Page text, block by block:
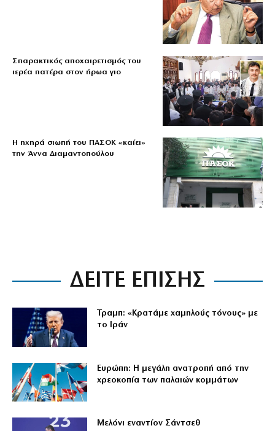
Σπαρακτικός αποχαιρετισμός του
ιερέα πατέρα στον ήρωα γιο
Η ηχηρά σιωπή του ΠΑΣΟΚ «καίει»
την Άννα Διαμαντοπούλου
ΔΕΙΤΕ ΕΠΙΣΗΣ
Τραμπ: «Κρατάμε χαμηλούς τόνους» με
το Ιράν
Ευρώπη: Η μεγάλη ανατροπή από την
χρεοκοπία των παλαιών κομμάτων
Μελόνι εναντίον Σάντσεθ